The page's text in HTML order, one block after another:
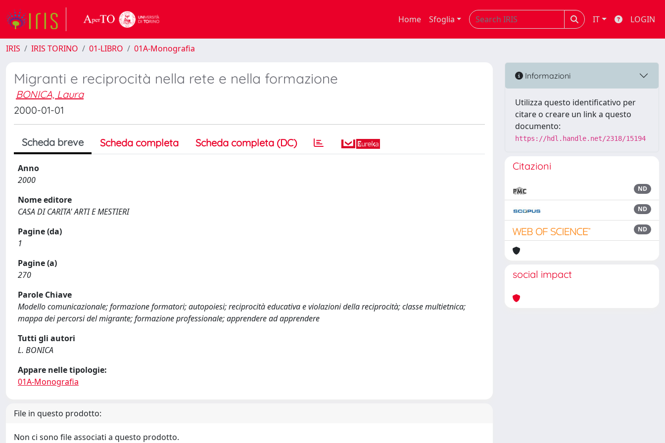
Home Sfoglia IT LOGIN
IRIS IRIS TORINO 01-LIBRO 01A-Monografia
Migranti e reciprocità nella rete e nella formazione
BONICA, Laura
2000-01-01
Scheda breve Scheda completa Scheda completa (DC)
Anno
2000
Nome editore
CASA DI CARITA' ARTI E MESTIERI
Pagine (da)
1
Pagine (a)
270
Parole Chiave
Modello comunicazionale; formazione formatori; autopoiesi; reciprocità educativa e violazioni della reciprocità; classe multietnica;
mappa dei percorsi del migrante; formazione professionale; apprendere ad apprendere
Tutti gli autori
L. BONICA
Appare nelle tipologie:
01A-Monografia
File in questo prodotto:
Non ci sono file associati a questo prodotto.
Informazioni
Utilizza questo identificativo per
citare o creare un link a questo
documento:
https://hdl.handle.net/2318/15194
Citazioni
ND
ND
ND
social impact